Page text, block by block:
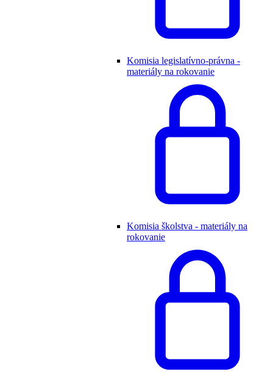
Komisia legislatívno-právna -
materiály na rokovanie
Komisia školstva - materiály na
rokovanie